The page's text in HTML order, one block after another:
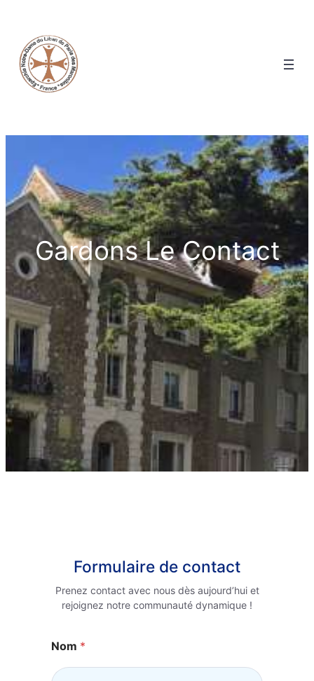
Gardons Le Contact
Formulaire de contact
Prenez contact avec nous dès aujourd’hui et
rejoignez notre communauté dynamique !
Nom *